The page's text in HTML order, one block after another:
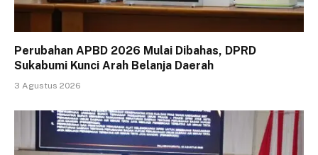
Perubahan APBD 2026 Mulai Dibahas, DPRD
Sukabumi Kunci Arah Belanja Daerah
3 Agustus 2026